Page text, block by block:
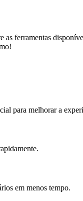
ferramentas
para melhorar a
em menos tempo.